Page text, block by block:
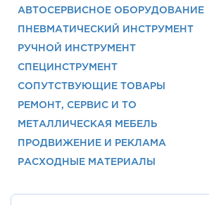
АВТОСЕРВИСНОЕ ОБОРУДОВАНИЕ
ПНЕВМАТИЧЕСКИЙ ИНСТРУМЕНТ
РУЧНОЙ ИНСТРУМЕНТ
СПЕЦИНСТРУМЕНТ
СОПУТСТВУЮЩИЕ ТОВАРЫ
РЕМОНТ, СЕРВИС И ТО
МЕТАЛЛИЧЕСКАЯ МЕБЕЛЬ
ПРОДВИЖЕНИЕ И РЕКЛАМА
РАСХОДНЫЕ МАТЕРИАЛЫ